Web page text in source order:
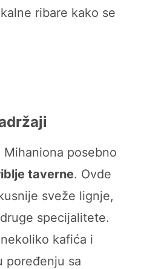
ribare kako se
posebno
taverne. Ovde
sveže lignje,
specijalitete.
kafića i
poređenju sa